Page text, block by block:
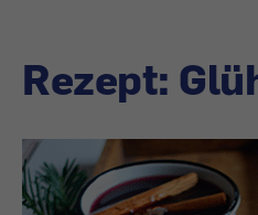
Rezept: